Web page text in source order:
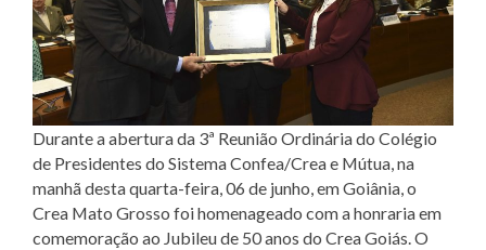
Durante a abertura da 3ª Reunião Ordinária do Colégio
de Presidentes do Sistema Confea/Crea e Mútua, na
manhã desta quarta-feira, 06 de junho, em Goiânia, o
Crea Mato Grosso foi homenageado com a honraria em
comemoração ao Jubileu de 50 anos do Crea Goiás. O